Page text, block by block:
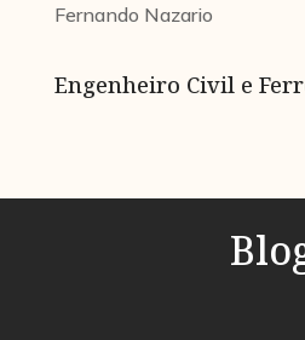
Fernando Nazario
Engenheiro Civil e